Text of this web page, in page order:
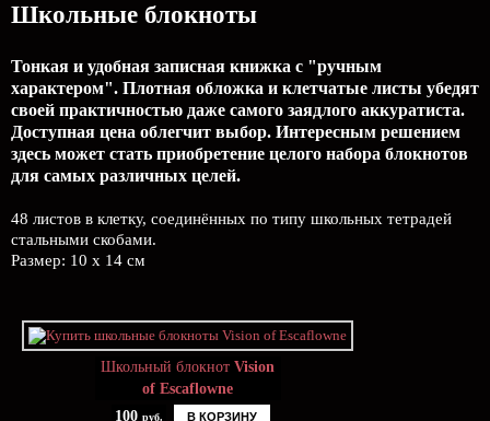
Школьные блокноты
Тонкая и удобная записная книжка с "ручным
характером". Плотная обложка и клетчатые листы убедят
своей практичностью даже самого заядлого аккуратиста.
Доступная цена облегчит выбор. Интересным решением
здесь может стать приобретение целого набора блокнотов
для самых различных целей.
48 листов в клетку, соединённых по типу школьных тетрадей
стальными скобами.
Размер: 10 x 14 см
Школьный блокнот Vision
of Escaflowne
100 руб. В КОРЗИНУ